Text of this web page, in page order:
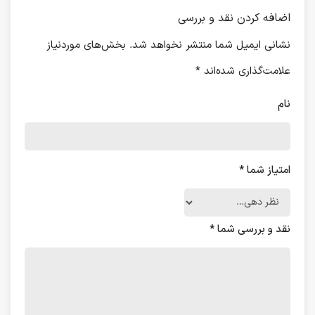
اضافه کردن نقد و بررسی
نشانی ایمیل شما منتشر نخواهد شد. بخش‌های موردنیاز
علامت‌گذاری شده‌اند *
نام
امتیاز شما*
نقد و بررسی شما*